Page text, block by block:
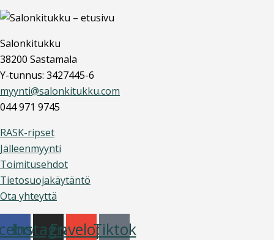
Salonkitukku
38200 Sastamala
Y-tunnus: 3427445-6
myynti@salonkitukku.com
044 971 9745
RASK-ripset
Jälleenmyynti
Toimitusehdot
Tietosuojakäytäntö
Ota yhteyttä
Instagram
EnvelopeTiktok